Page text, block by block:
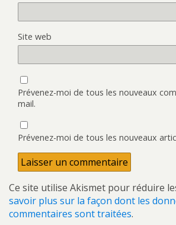
Site web
Prévenez-moi de tous les nouveaux
mail.
Prévenez-moi de tous les nouveaux
Ce site utilise Akismet pour réduire
savoir plus sur la façon dont les
commentaires sont traitées.